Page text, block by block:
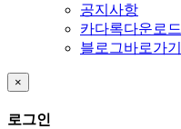
공지사항
카다록다운로드
블로그바로가기
×
로그인